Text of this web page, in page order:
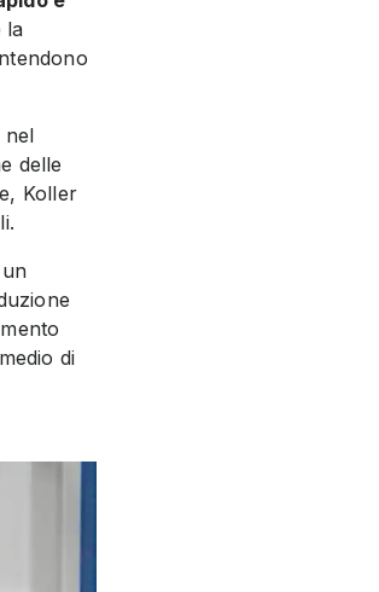
la
nel
delle
Koller
di